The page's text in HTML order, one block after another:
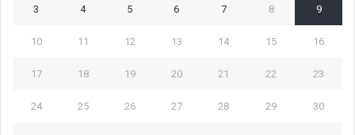
3 4 5 6 7 8 9
10 11 12 13 14 15 16
17 18 19 20 21 22 23
24 25 26 27 28 29 30